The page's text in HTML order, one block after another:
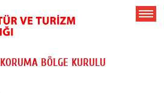
BÖLGE KURULU